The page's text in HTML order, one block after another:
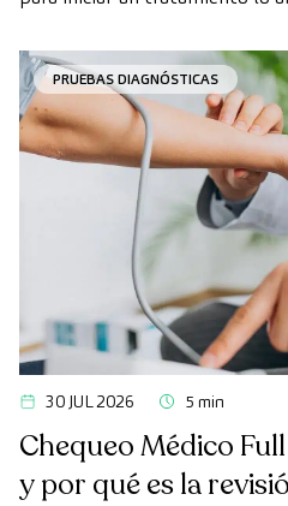
pueden demorarse más de lo
PRUEBAS DIAGNÓSTICAS
30 JUL 2026 5 min
Chequeo Médico
y por qué es la